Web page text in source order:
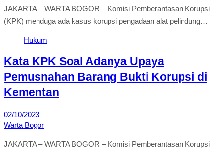
JAKARTA – WARTA BOGOR – Komisi Pemberantasan Korupsi
(KPK) menduga ada kasus korupsi pengadaan alat pelindung…
Hukum
Kata KPK Soal Adanya Upaya
Pemusnahan Barang Bukti Korupsi di
Kementan
02/10/2023
Warta Bogor
JAKARTA – WARTA BOGOR – Komisi Pemberantasan Korupsi